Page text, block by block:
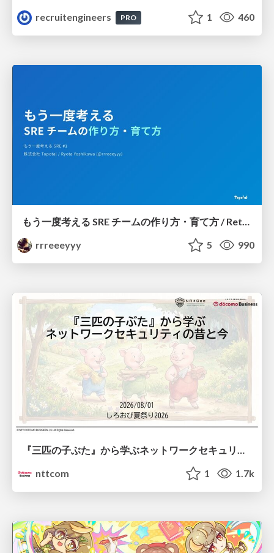
recruitengineers
PRO 1 460
もう一度考える SRE チームの作り方・育て方 / Rethinking SRE #1: Building and Growing SRE Teams
rrreeeyyy
5 990
nttcom
1 1.7k